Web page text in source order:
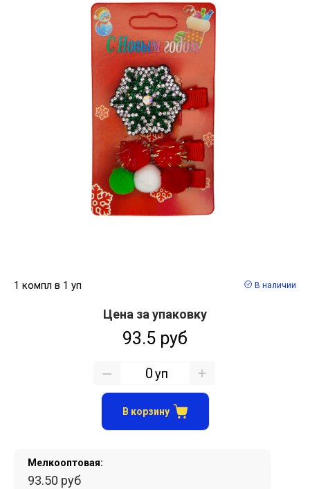
1 компл в 1 уп В наличии
Мелкооптовая:
93.50 руб
Цена за упаковку
93.5 руб
уп
В корзину